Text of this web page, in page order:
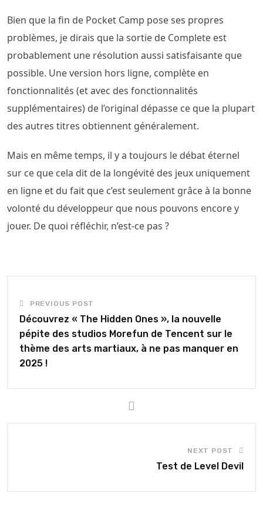
Bien que la fin de Pocket Camp pose ses propres
problèmes, je dirais que la sortie de Complete est
probablement une résolution aussi satisfaisante que
possible. Une version hors ligne, complète en
fonctionnalités (et avec des fonctionnalités
supplémentaires) de l’original dépasse ce que la plupart
des autres titres obtiennent généralement.
Mais en même temps, il y a toujours le débat éternel
sur ce que cela dit de la longévité des jeux uniquement
en ligne et du fait que c’est seulement grâce à la bonne
volonté du développeur que nous pouvons encore y
jouer. De quoi réfléchir, n’est-ce pas ?
PREVIOUS POST
Découvrez « The Hidden Ones », la nouvelle
pépite des studios Morefun de Tencent sur le
thème des arts martiaux, à ne pas manquer en
2025 !
NEXT POST
Test de Level Devil